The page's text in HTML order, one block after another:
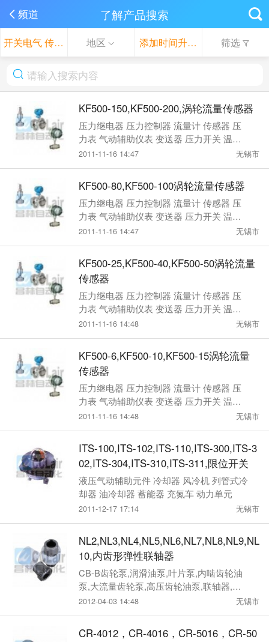
频道 了解产品搜索
开关电气 传感器 地区 添加时间升序 筛选
KF500-150,KF500-200,涡轮流量传感器
压力继电器 压力控制器 流量计 传感器 压
力表 气动辅助仪表 变送器 压力开关 温度
计 司服器 操作器 液位控制器
2011-11-16 14:47 无锡市
KF500-80,KF500-100涡轮流量传感器
压力继电器 压力控制器 流量计 传感器 压
力表 气动辅助仪表 变送器 压力开关 温度
计 司服器 操作器 液位控制器
2011-11-16 14:47 无锡市
KF500-25,KF500-40,KF500-50涡轮流量
传感器
压力继电器 压力控制器 流量计 传感器 压
力表 气动辅助仪表 变送器 压力开关 温度
计 司服器 操作器 液位控制器
2011-11-16 14:48 无锡市
KF500-6,KF500-10,KF500-15涡轮流量
传感器
压力继电器 压力控制器 流量计 传感器 压
力表 气动辅助仪表 变送器 压力开关 温度
计 司服器 操作器 液位控制器
2011-11-16 14:48 无锡市
ITS-100,ITS-102,ITS-110,ITS-300,ITS-3
02,ITS-304,ITS-310,ITS-311,限位开关
液压气动辅助元件 冷却器 风冷机 列管式冷
却器 油冷却器 蓄能器 充氮车 动力单元
2011-12-17 17:14 无锡市
NL2,NL3,NL4,NL5,NL6,NL7,NL8,NL9,NL
10,内齿形弹性联轴器
CB-B齿轮泵,润滑油泵,叶片泵,内啮齿轮油
泵,大流量齿轮泵,高压齿轮油泵,联轴器,冷
却器,齿轮泵电机组装置
2012-04-03 14:48 无锡市
CR-4012，CR-4016，CR-5016，CR-50